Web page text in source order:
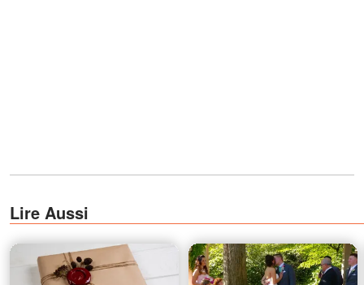
Lire Aussi